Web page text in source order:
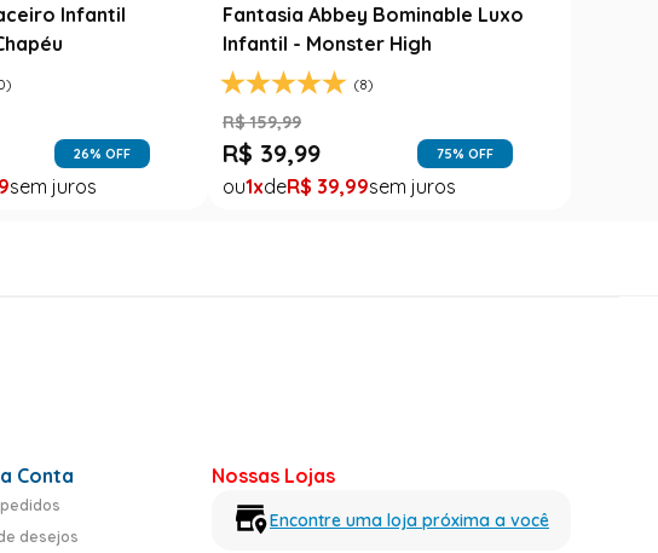
Infantil
26% OFF
Fantasia Abbey Bominable Luxo
Infantil - Monster High
(8)
R$ 159,99
R$ 39,99 75% OFF
1 R$ 39,99
Conta
desejos
Nossas Lojas
Encontre uma loja próxima a você